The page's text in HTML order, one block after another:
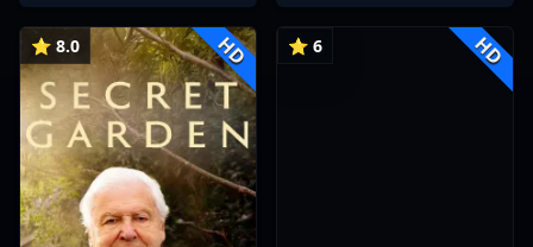
⭐ 8.0 HD ⭐ 6 HD